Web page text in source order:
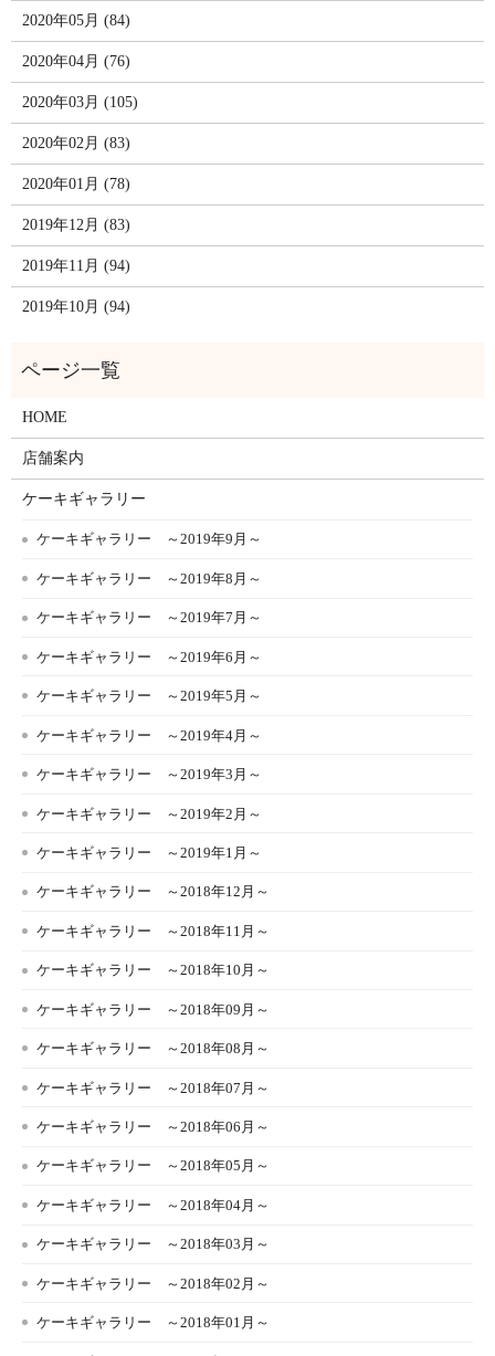
2020年05月 (84)
2020年04月 (76)
2020年03月 (105)
2020年02月 (83)
2020年01月 (78)
2019年12月 (83)
2019年11月 (94)
2019年10月 (94)
HOME
店舗案内
ケーキギャラリー
ケーキギャラリー ～2019年9月～
ケーキギャラリー ～2019年8月～
ケーキギャラリー ～2019年7月～
ケーキギャラリー ～2019年6月～
ケーキギャラリー ～2019年5月～
ケーキギャラリー ～2019年4月～
ケーキギャラリー ～2019年3月～
ケーキギャラリー ～2019年2月～
ケーキギャラリー ～2019年1月～
ケーキギャラリー ～2018年12月～
ケーキギャラリー ～2018年11月～
ケーキギャラリー ～2018年10月～
ケーキギャラリー ～2018年09月～
ケーキギャラリー ～2018年08月～
ケーキギャラリー ～2018年07月～
ケーキギャラリー ～2018年06月～
ケーキギャラリー ～2018年05月～
ケーキギャラリー ～2018年04月～
ケーキギャラリー ～2018年03月～
ケーキギャラリー ～2018年02月～
ケーキギャラリー ～2018年01月～